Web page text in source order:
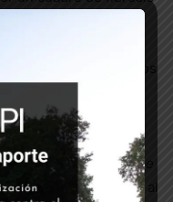
por la avenida 9 de
por una
y federales. Los
confundieron con
que ocurrió en el
del remise fueron
del tenor de “me
para allá”. Cuando al